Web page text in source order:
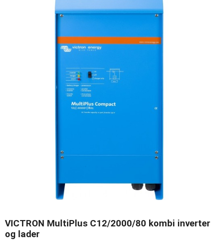
VICTRON MultiPlus C12/2000/80 kombi inverter
og lader